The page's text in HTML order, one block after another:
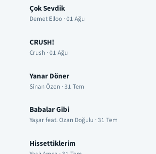
Çok Sevdik
Demet Elloo · 01 Ağu
CRUSH!
Crush · 01 Ağu
Yanar Döner
Sinan Özen · 31 Tem
Babalar Gibi
Yaşar feat. Ozan Doğulu · 31 Tem
Hissettiklerim